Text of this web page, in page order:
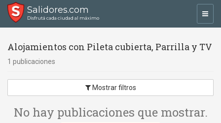
Salidores.com
Disfrutá cada ciudad al máximo
Alojamientos con Pileta cubierta, Parrilla y TV
1 publicaciones
Mostrar filtros
No hay publicaciones que mostrar.